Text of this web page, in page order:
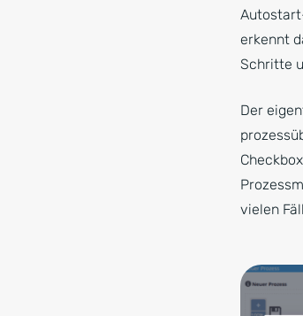
erkennt
Schritte
Der
vielen